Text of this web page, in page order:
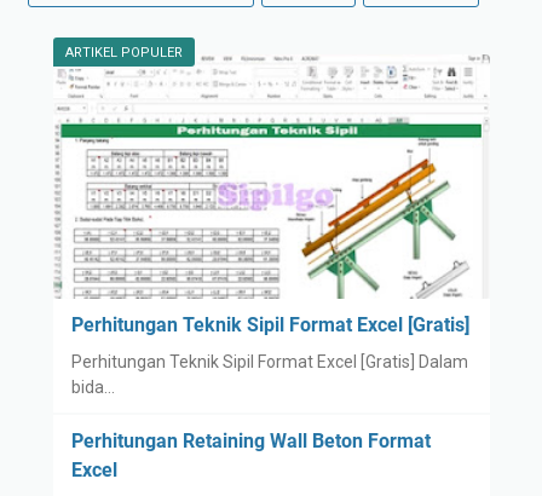
ARTIKEL POPULER
Perhitungan Teknik Sipil Format Excel [Gratis]
Perhitungan Teknik Sipil Format Excel [Gratis] Dalam
bida…
Perhitungan Retaining Wall Beton Format
Excel